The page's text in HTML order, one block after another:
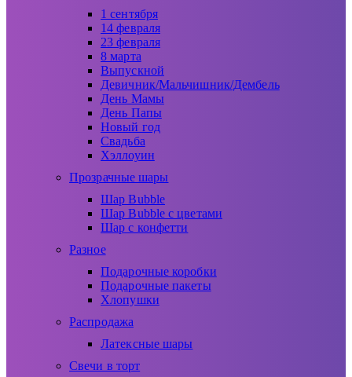
1 сентября
14 февраля
23 февраля
8 марта
Выпускной
Девичник/Мальчишник/Дембель
День Мамы
День Папы
Новый год
Свадьба
Хэллоуин
Прозрачные шары
Шар Bubble
Шар Bubble с цветами
Шар с конфетти
Разное
Подарочные коробки
Подарочные пакеты
Хлопушки
Распродажа
Латексные шары
Свечи в торт